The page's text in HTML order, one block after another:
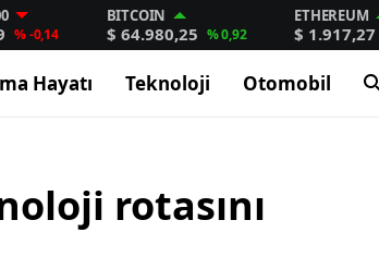
% -0,14
BITCOIN
$ 64.980,25 % 0,92
ETHEREUM
$ 1.917,27
Hayatı Teknoloji Otomobil
rotasını